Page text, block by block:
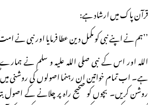
قرآن پاک میں ارشاد ہے:
’’ہم نے اپنے نبی کو مکمل دین عطا فرمایا اور نبی نے
اللہ اور اس کے نبی صلی اللہ علیہ و سلم نے
ہے۔ اب تمام خواتین ان رہنما اصولوں کی روشنی
روشن کریں۔ بچوں کو صحیح راہ پر چلانے کے اصول